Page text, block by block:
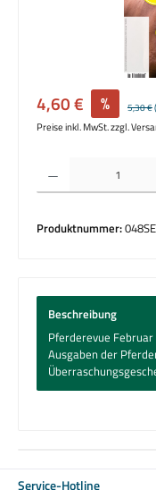
Verkaufspreis:
4,60 € % 5,30 €
Preise inkl. MwSt. zzgl.
Produkt Anzahl: Gib den
Produktnummer:
Beschreibung
Pferderevue
Ausgaben der
Service-Hotline